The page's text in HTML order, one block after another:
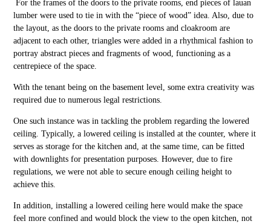
For the frames of the doors to the private rooms, end pieces of lauan
lumber were used to tie in with the “piece of wood” idea. Also, due to
the layout, as the doors to the private rooms and cloakroom are
adjacent to each other, triangles were added in a rhythmical fashion to
portray abstract pieces and fragments of wood, functioning as a
centrepiece of the space.
With the tenant being on the basement level, some extra creativity was
required due to numerous legal restrictions.
One such instance was in tackling the problem regarding the lowered
ceiling. Typically, a lowered ceiling is installed at the counter, where it
serves as storage for the kitchen and, at the same time, can be fitted
with downlights for presentation purposes. However, due to fire
regulations, we were not able to secure enough ceiling height to
achieve this.
In addition, installing a lowered ceiling here would make the space
feel more confined and would block the view to the open kitchen, not